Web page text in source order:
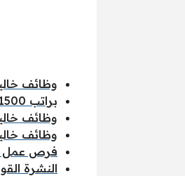
وظائف
براتب 11500 جنية.. وظائف خالية بشركة بافلو برجر لجميع المؤهلات
وظائف
وظائف
فرص عمل
النشرة القومية للتشغيل